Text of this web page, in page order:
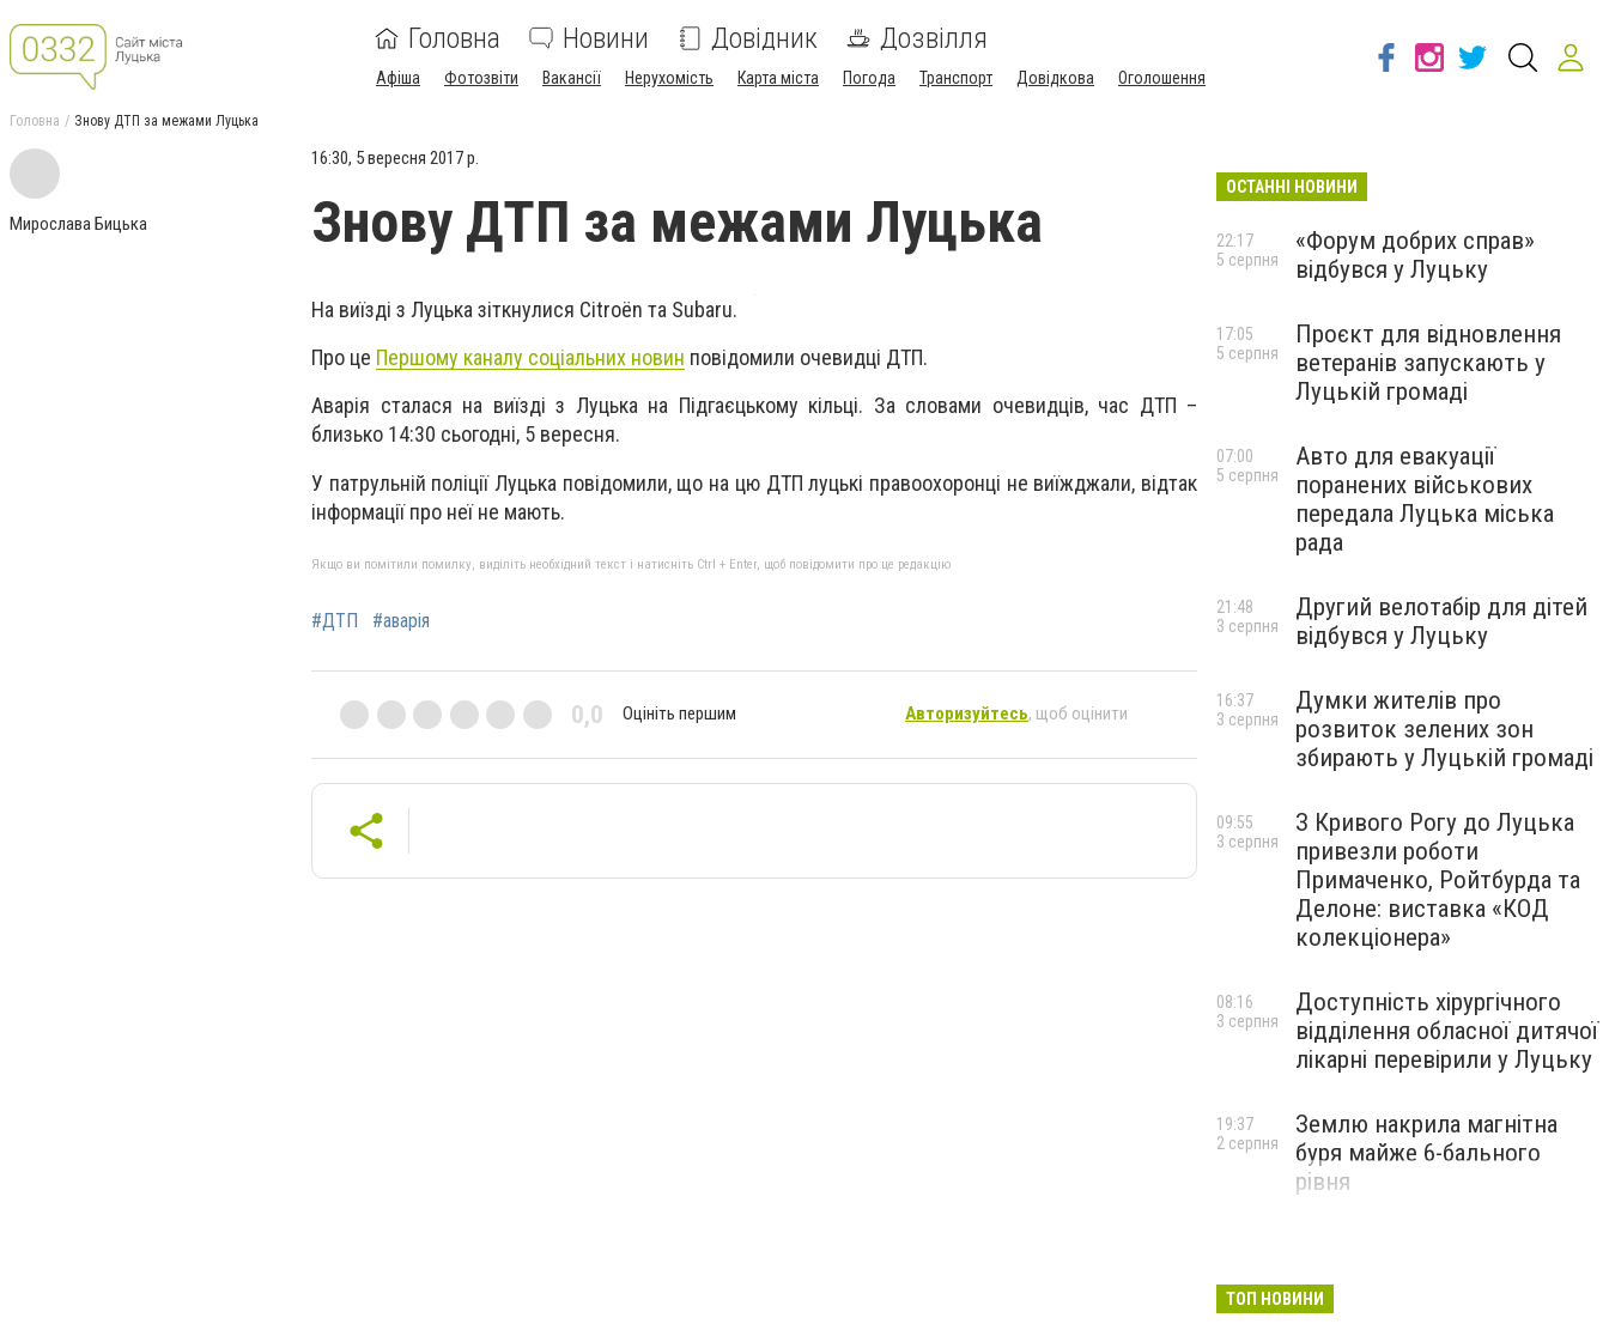
Головна Новини Довідник Дозвілля
Афіша Фотозвіти Вакансії Нерухомість Карта міста Погода Транспорт Довідкова Оголошення
Головна Знову ДТП за межами Луцька
Мирослава Бицька
16:30, 5 вересня 2017 р.
Знову ДТП за межами Луцька
На виїзді з Луцька зіткнулися Citroën та Subaru.
Про це Першому каналу соціальних новин повідомили очевидці ДТП.
Аварія сталася на виїзді з Луцька на Підгаєцькому кільці. За словами очевидців, час ДТП –
близько 14:30 сьогодні, 5 вересня.
У патрульній поліції Луцька повідомили, що на цю ДТП луцькі правоохоронці не виїжджали, відтак
інформації про неї не мають.
Якщо ви помітили помилку, виділіть необхідний текст і натисніть Ctrl + Enter, щоб повідомити про це редакцію
#ДТП #аварія
0,0 Оцініть першим Авторизуйтесь, щоб оцінити
ОСТАННІ НОВИНИ
«Форум добрих справ»
відбувся у Луцьку
22:17
5 серпня
Проєкт для відновлення
ветеранів запускають у
Луцькій громаді
17:05
5 серпня
Авто для евакуації
поранених військових
передала Луцька міська
рада
07:00
5 серпня
Другий велотабір для дітей
відбувся у Луцьку
21:48
3 серпня
Думки жителів про
розвиток зелених зон
збирають у Луцькій громаді
16:37
3 серпня
З Кривого Рогу до Луцька
привезли роботи
Примаченко, Ройтбурда та
Делоне: виставка «КОД
колекціонера»
09:55
3 серпня
Доступність хірургічного
відділення обласної дитячої
лікарні перевірили у Луцьку
08:16
3 серпня
Землю накрила магнітна
буря майже 6-бального
рівня
19:37
2 серпня
ТОП НОВИНИ